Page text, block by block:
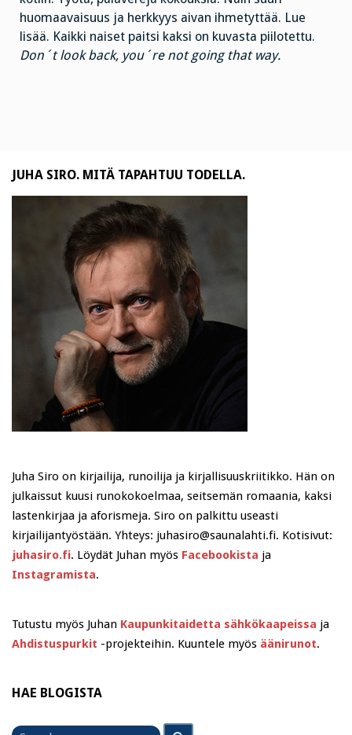
huomaavaisuus ja herkkyys aivan ihmetyttää. Lue
lisää. Kaikki naiset paitsi kaksi on kuvasta piilotettu.
Don´t look back, you´re not going that way.
JUHA SIRO. MITÄ TAPAHTUU TODELLA.
Juha Siro on kirjailija, runoilija ja kirjallisuuskriitikko. Hän on
julkaissut kuusi runokokoelmaa, seitsemän romaania, kaksi
lastenkirjaa ja aforismeja. Siro on palkittu useasti
kirjailijantyöstään. Yhteys: juhasiro@saunalahti.fi. Kotisivut:
juhasiro.fi. Löydät Juhan myös Facebookista ja
Instagramista.
Tutustu myös Juhan Kaupunkitaidetta sähkökaapeissa ja
Ahdistuspurkit -projekteihin. Kuuntele myös äänirunot.
HAE BLOGISTA
Search